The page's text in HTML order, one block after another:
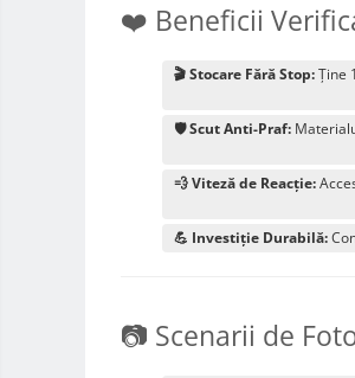
Genti Holster TopLoader
Tocuri si huse protectie aparate
❤️ Beneficii
🎬 Stocare Fără Stop:Ține
🛡️ Scut Anti-Praf:
💨 Viteză de Reacție:
💪 Investiție Durabilă:
📷 Scenarii de